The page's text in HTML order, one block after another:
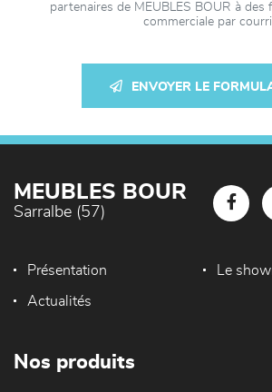
partenaires de MEUBLES BOUR à des
commerciale par
ENVOYER LE
MEUBLES BOUR
Sarralbe (57)
Présentation Le
Actualités
Nos produits